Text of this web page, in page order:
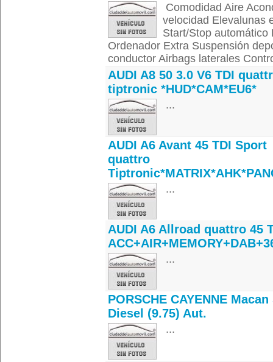
Comodidad Aire
velocidad Elevalunas
Start/Stop automático
Ordenador Extra Suspensión
conductor Airbags laterales
AUDI A8 50 3.0 V6 TDI
tiptronic *HUD*CAM*EU6*
...
AUDI A6 Avant 45 TDI Sport
quattro
...
AUDI A6 Allroad quattro 45
...
PORSCHE CAYENNE Macan
Diesel (9.75) Aut.
...